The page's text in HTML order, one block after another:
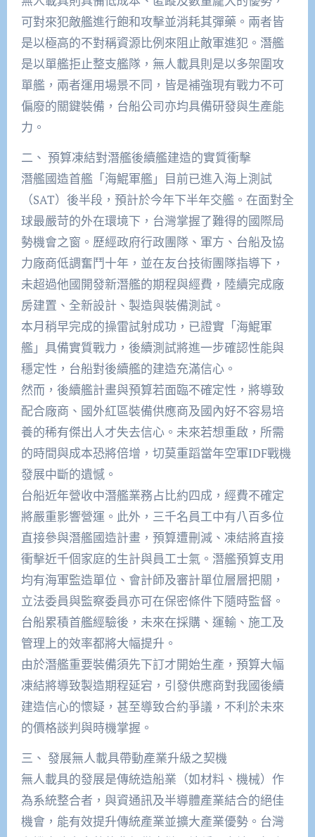
可對來犯敵艦進行飽和攻擊並消耗其彈藥。兩者皆
是以極高的不對稱資源比例來阻止敵軍進犯。潛艦
是以單艦拒止整支艦隊，無人載具則是以多架圍攻
單艦，兩者運用場景不同，皆是補強現有戰力不可
偏廢的關鍵裝備，台船公司亦均具備研發與生產能
力。
二、 預算凍結對潛艦後續艦建造的實質衝擊
潛艦國造首艦「海鯤軍艦」目前已進入海上測試
（SAT）後半段，預計於今年下半年交艦。在面對全
球最嚴苛的外在環境下，台灣掌握了難得的國際局
勢機會之窗。歷經政府行政團隊、軍方、台船及協
力廠商低調奮鬥十年，並在友台技術團隊指導下，
未超過他國開發新潛艦的期程與經費，陸續完成廠
房建置、全新設計、製造與裝備測試。
本月稍早完成的操雷試射成功，已證實「海鯤軍
艦」具備實質戰力，後續測試將進一步確認性能與
穩定性，台船對後續艦的建造充滿信心。
然而，後續艦計畫與預算若面臨不確定性，將導致
配合廠商、國外紅區裝備供應商及國內好不容易培
養的稀有傑出人才失去信心。未來若想重啟，所需
的時間與成本恐將倍增，切莫重蹈當年空軍IDF戰機
發展中斷的遺憾。
台船近年營收中潛艦業務占比約四成，經費不確定
將嚴重影響營運。此外，三千名員工中有八百多位
直接參與潛艦國造計畫，預算遭刪減、凍結將直接
衝擊近千個家庭的生計與員工士氣。潛艦預算支用
均有海軍監造單位、會計師及審計單位層層把關，
立法委員與監察委員亦可在保密條件下隨時監督。
台船累積首艦經驗後，未來在採購、運輸、施工及
管理上的效率都將大幅提升。
由於潛艦重要裝備須先下訂才開始生產，預算大幅
凍結將導致製造期程延宕，引發供應商對我國後續
建造信心的懷疑，甚至導致合約爭議，不利於未來
的價格談判與時機掌握。
三、 發展無人載具帶動產業升級之契機
無人載具的發展是傳統造船業（如材料、機械）作
為系統整合者，與資通訊及半導體產業結合的絕佳
機會，能有效提升傳統產業並擴大產業優勢。台灣